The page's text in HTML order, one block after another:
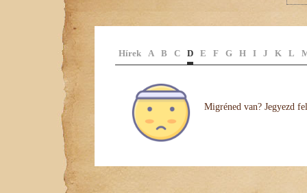
Hírek A B C D E F G H I J K L
Migréned van? Jegyezd